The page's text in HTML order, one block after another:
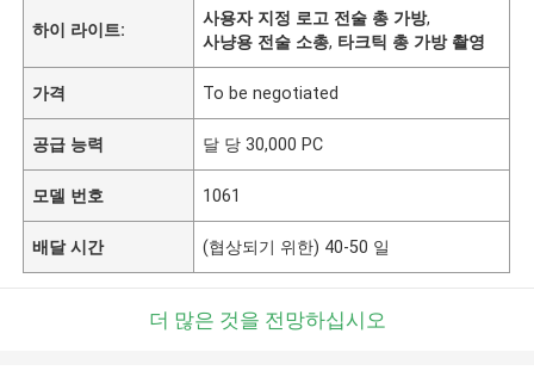
하이 라이트:
사용자 지정 로고 전술 총 가방,
사냥용 전술 소총, 타크틱 총 가방 촬영
가격 To be negotiated
공급 능력 달 당 30,000 PC
모델 번호 1061
배달 시간 (협상되기 위한) 40-50 일
더 많은 것을 전망하십시오